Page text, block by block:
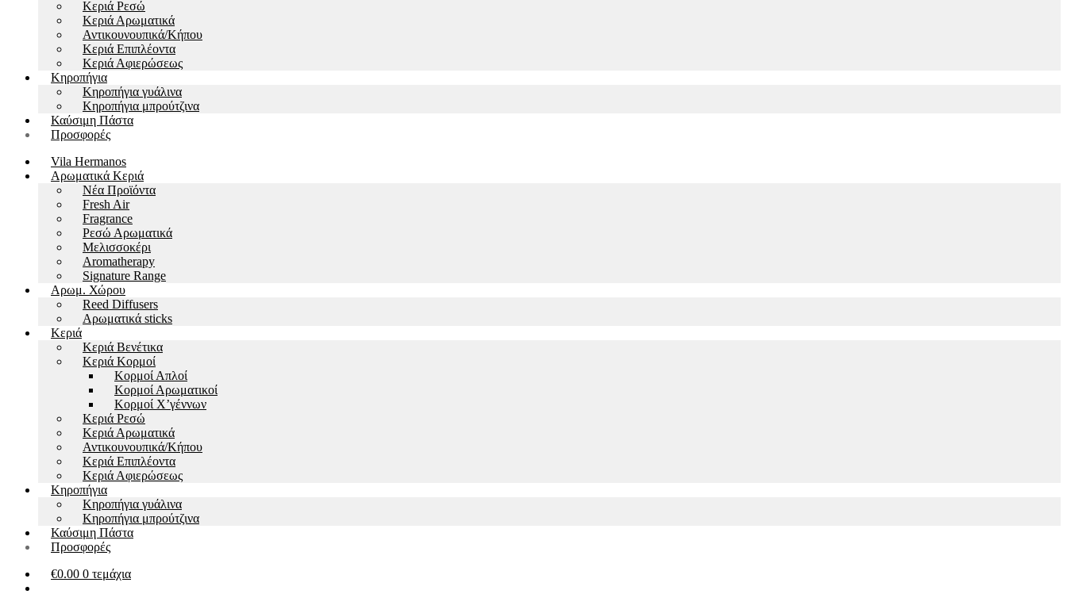
Kεριά Ρεσώ
Κεριά Αρωματικά
Αντικουνουπικά/Κήπου
Kεριά Επιπλέοντα
Κεριά Αφιερώσεως
Κηροπήγια
Κηροπήγια γυάλινα
Κηροπήγια μπρούτζινα
Καύσιμη Πάστα
Προσφορές
Vila Hermanos
Αρωματικά Κεριά
Νέα Προϊόντα
Fresh Air
Fragrance
Ρεσώ Αρωματικά
Μελισσοκέρι
Aromatherapy
Signature Range
Αρωμ. Χώρου
Reed Diffusers
Αρωματικά sticks
Κεριά
Kεριά Βενέτικα
Kεριά Κορμοί
Κορμοί Απλοί
Κορμοί Αρωματικοί
Κορμοί Χ’γέννων
Kεριά Ρεσώ
Κεριά Αρωματικά
Αντικουνουπικά/Κήπου
Kεριά Επιπλέοντα
Κεριά Αφιερώσεως
Κηροπήγια
Κηροπήγια γυάλινα
Κηροπήγια μπρούτζινα
Καύσιμη Πάστα
Προσφορές
€0.00 0 τεμάχια